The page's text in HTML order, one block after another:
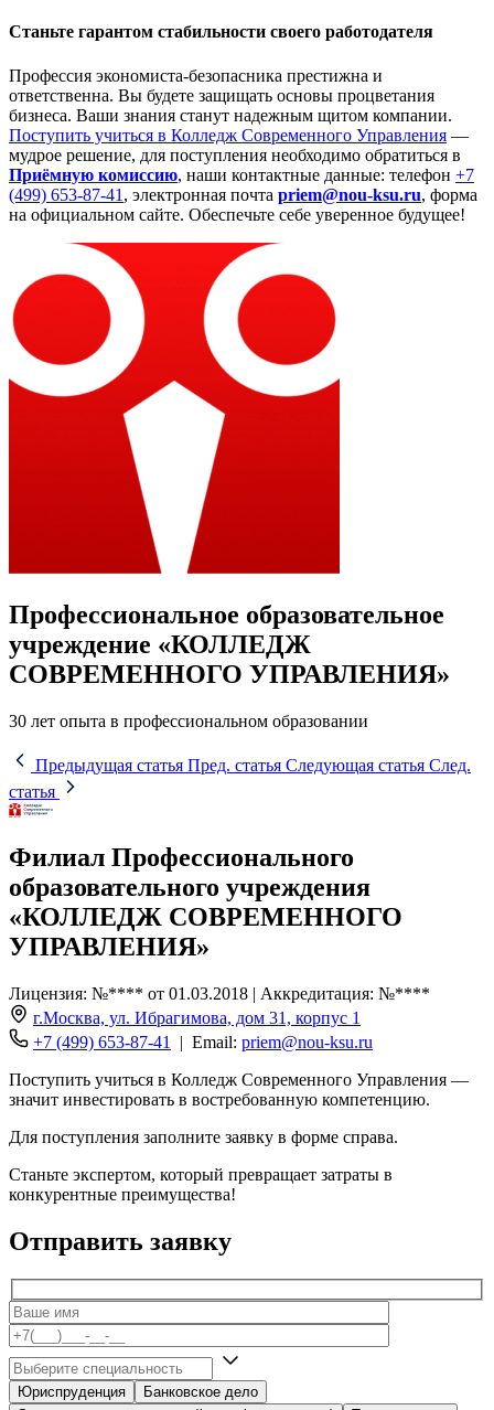
Станьте гарантом стабильности своего работодателя
Профессия экономиста-безопасника престижна и
ответственна. Вы будете защищать основы процветания
бизнеса. Ваши знания станут надежным щитом компании.
Поступить учиться в Колледж Современного Управления —
мудрое решение, для поступления необходимо обратиться в
Приёмную комиссию, наши контактные данные: телефон +7
(499) 653-87-41 , электронная почта priem@nou-ksu.ru, форма
на официальном сайте. Обеспечьте себе уверенное будущее!
Профессиональное образовательное
учреждение «КОЛЛЕДЖ
СОВРЕМЕННОГО УПРАВЛЕНИЯ»
30 лет опыта в профессиональном образовании
Предыдущая статья Пред. статья Следующая статья След.
статья
Филиал Профессионального
образовательного учреждения
«КОЛЛЕДЖ СОВРЕМЕННОГО
УПРАВЛЕНИЯ»
Лицензия: №**** от 01.03.2018 | Аккредитация: №****
г.Москва, ул. Ибрагимова, дом 31, корпус 1
+7 (499) 653-87-41
| Email: priem@nou-ksu.ru
Поступить учиться в Колледж Современного Управления —
значит инвестировать в востребованную компетенцию.
Для поступления заполните заявку в форме справа.
Станьте экспертом, который превращает затраты в
конкурентные преимущества!
Отправить заявку
Юриспруденция
Банковское дело